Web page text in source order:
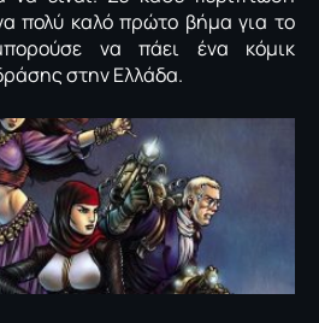
πολύ καλό πρώτο βήμα για το
να πάει ένα κόμικ
στην Ελλάδα.